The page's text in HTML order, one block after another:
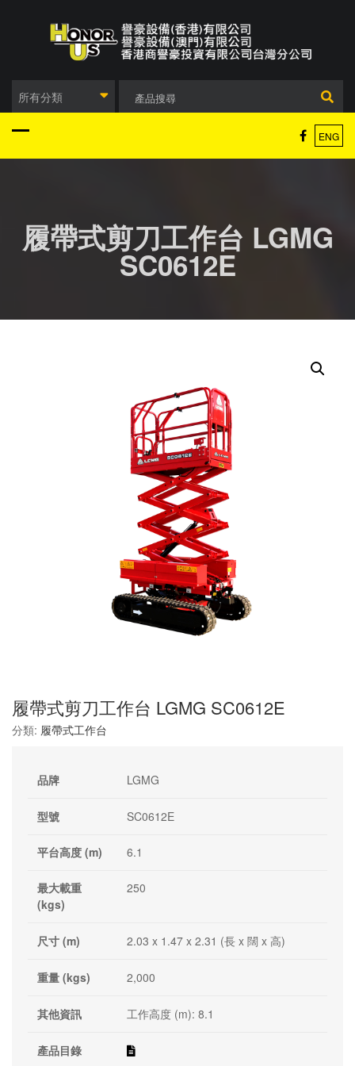
所有分類
ENG
履帶式剪刀工作台 LGMG
SC0612E
履帶式剪刀工作台 LGMG SC0612E
分類: 履帶式工作台
品牌 LGMG
型號 SC0612E
平台高度 (m) 6.1
最大載重
(kgs)
250
尺寸 (m) 2.03 x 1.47 x 2.31 (長 x 闊 x 高)
重量 (kgs) 2,000
其他資訊 工作高度 (m): 8.1
產品目錄